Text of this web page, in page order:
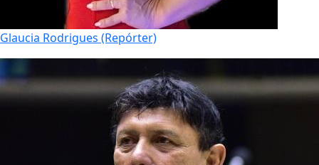
Glaucia Rodrigues (Repórter)